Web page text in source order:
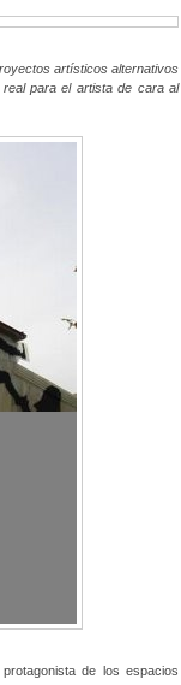
artísticos alternativos
para el artista de cara al
de los espacios